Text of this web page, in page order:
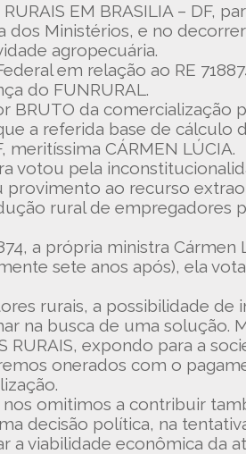
EM BRASILIA – DF,
Ministérios, e no
agropecuária.
em relação ao RE
do FUNRURAL.
da comercialização
a referida base de
meritíssima CÁRMEN LÚCIA.
votou pela
ao recurso
rural de empregadores
a própria ministra
sete anos após), ela
rurais, a possibilidade
na busca de uma solução.
RURAIS, expondo para a
onerados com o
omitimos a contribuir
decisão política, na
a viabilidade econômica da